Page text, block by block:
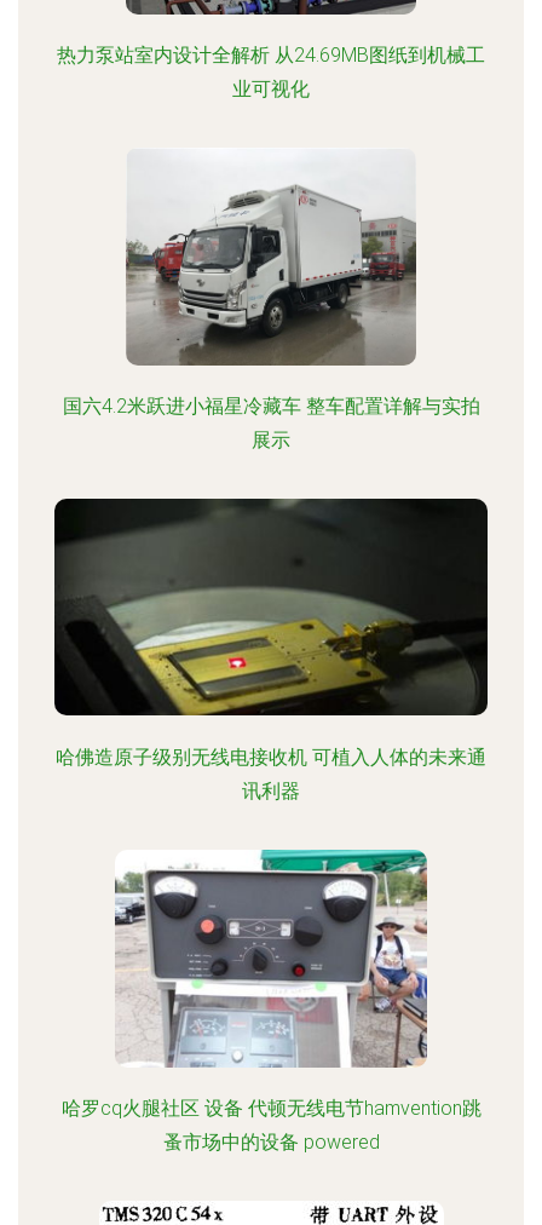
热力泵站室内设计全解析 从24.69MB图纸到机械工
业可视化
国六4.2米跃进小福星冷藏车 整车配置详解与实拍
展示
哈佛造原子级别无线电接收机 可植入人体的未来通
讯利器
哈罗cq火腿社区 设备 代顿无线电节hamvention跳
蚤市场中的设备 powered